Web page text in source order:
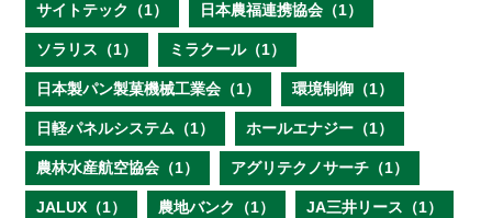
サイトテック（1） 日本農福連携協会（1）
ソラリス（1） ミラクール（1）
日本製パン製菓機械工業会（1） 環境制御（1）
日軽パネルシステム（1） ホールエナジー（1）
農林水産航空協会（1） アグリテクノサーチ（1）
JALUX（1） 農地バンク（1） JA三井リース（1）